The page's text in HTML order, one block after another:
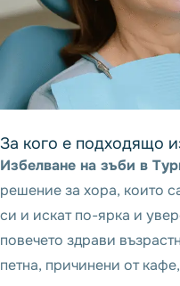
За кого е подходящо
Избелване на зъби в
решение за хора, които
си и искат по-ярка и
повечето здрави
петна, причинени от